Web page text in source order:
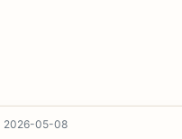
2026-05-08